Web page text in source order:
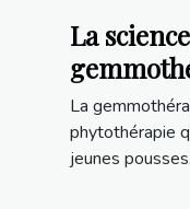
La
cela
chevaux
La
phytothérapie
jeunes